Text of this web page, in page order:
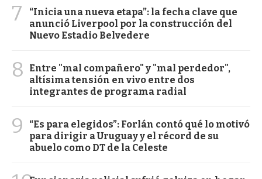
7
“Inicia una nueva etapa”: la fecha clave que
anunció Liverpool por la construcción del
Nuevo Estadio Belvedere
8
Entre "mal compañero" y "mal perdedor",
altísima tensión en vivo entre dos
integrantes de programa radial
9
“Es para elegidos”: Forlán contó qué lo motivó
para dirigir a Uruguay y el récord de su
abuelo como DT de la Celeste